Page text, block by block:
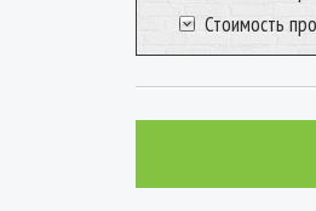
Стоимость